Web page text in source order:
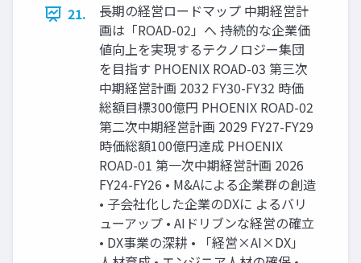
21.
長期の経営ロードマップ 中期経営計
画は「ROAD-02」へ 持続的な企業価
値向上を実現するテクノロジー集団
を目指す PHOENIX ROAD-03 第三次
中期経営計画 2032 FY30-FY32 時価
総額目標300億円 PHOENIX ROAD-02
第二次中期経営計画 2029 FY27-FY29
時価総額100億円達成 PHOENIX
ROAD-01 第一次中期経営計画 2026
FY24-FY26 • M&Aによる企業群の創造
• 子会社化した企業のDXに よるバリ
ューアップ • AIドリブンな経営の確立
• DX事業の深耕 • 「経営×AI×DX」